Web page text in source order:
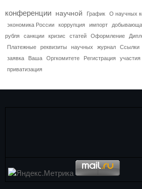
конференции научной График О научных
экономика России
коррупция импорт
рубля
санкции кризис статей Оформление
Платежные
реквизиты научных журнал Ссылки
заявка
Ваша Оргкомитете Регистрация участия
приватизация